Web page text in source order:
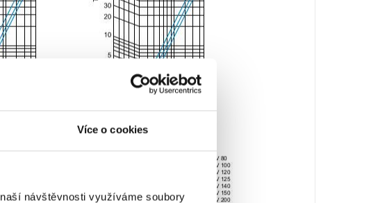
Více o cookies
návštěvnosti využíváme soubory